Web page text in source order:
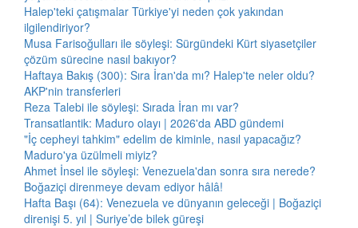
Halep'teki çatışmalar Türkiye'yi neden çok yakından
ilgilendiriyor?
Musa Farisoğulları ile söyleşi: Sürgündeki Kürt siyasetçiler
çözüm sürecine nasıl bakıyor?
Haftaya Bakış (300): Sıra İran'da mı? Halep'te neler oldu?
AKP'nin transferleri
Reza Talebi ile söyleşi: Sırada İran mı var?
Transatlantik: Maduro olayı | 2026'da ABD gündemi
"İç cepheyi tahkim" edelim de kiminle, nasıl yapacağız?
Maduro'ya üzülmeli miyiz?
Ahmet İnsel ile söyleşi: Venezuela'dan sonra sıra nerede?
Boğaziçi direnmeye devam ediyor hâlâ!
Hafta Başı (64): Venezuela ve dünyanın geleceği | Boğaziçi
direnişi 5. yıl | Suriye’de bilek güreşi